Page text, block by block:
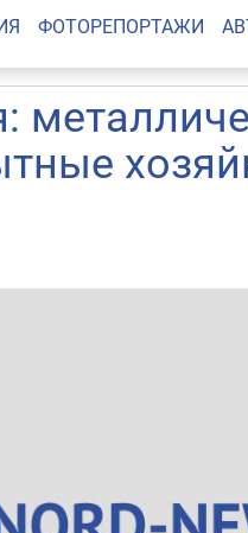
ФОТОРЕПОРТАЖИ